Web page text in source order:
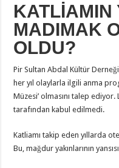
KATLİAMIN
MADIMAK
OLDU?
Pir Sultan Abdal Kültür
her yıl olaylarla ilgili anma
Müzesi’ olmasını talep
tarafından kabul edilmedi.
Katliamı takip eden yıllarda
Bu, mağdur yakınlarının